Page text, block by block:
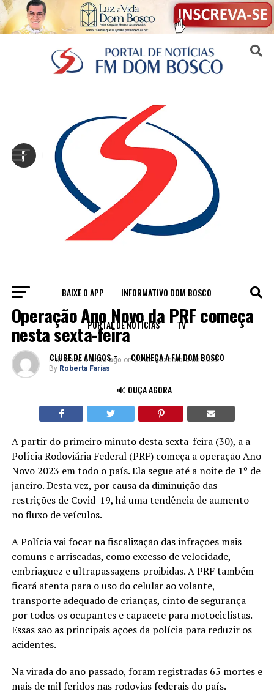
BAIXE O APP INFORMATIVO DOM BOSCO
PORTAL DE NOTÍCIAS TV
CLUBE DE AMIGOS CONHEÇA A FM DOM BOSCO
🔊 OUÇA AGORA
LEGADO
Operação Ano Novo da PRF começa
nesta sexta-feira
Published 4 anos ago on 29 de dezembro de 2022
By Roberta Farias
A partir do primeiro minuto desta sexta-feira (30), a a
Polícia Rodoviária Federal (PRF) começa a operação Ano
Novo 2023 em todo o país. Ela segue até a noite de 1º de
janeiro. Desta vez, por causa da diminuição das
restrições de Covid-19, há uma tendência de aumento
no fluxo de veículos.
A Polícia vai focar na fiscalização das infrações mais
comuns e arriscadas, como excesso de velocidade,
embriaguez e ultrapassagens proibidas. A PRF também
ficará atenta para o uso do celular ao volante,
transporte adequado de crianças, cinto de segurança
por todos os ocupantes e capacete para motociclistas.
Essas são as principais ações da polícia para reduzir os
acidentes.
Na virada do ano passado, foram registradas 65 mortes e
mais de mil feridos nas rodovias federais do país.
Sair da versão mobile